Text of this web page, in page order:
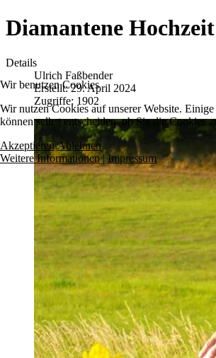
Diamantene
Details
Ulrich Faßbender
Erstellt: 29. April 2024
Zugriffe: 1902
Wir benutzen Cookies
Wir nutzen Cookies auf unserer Website.
können selbst entscheiden, ob Sie die Cookies
Akzeptieren Ablehnen
Weitere Informationen|Impressum